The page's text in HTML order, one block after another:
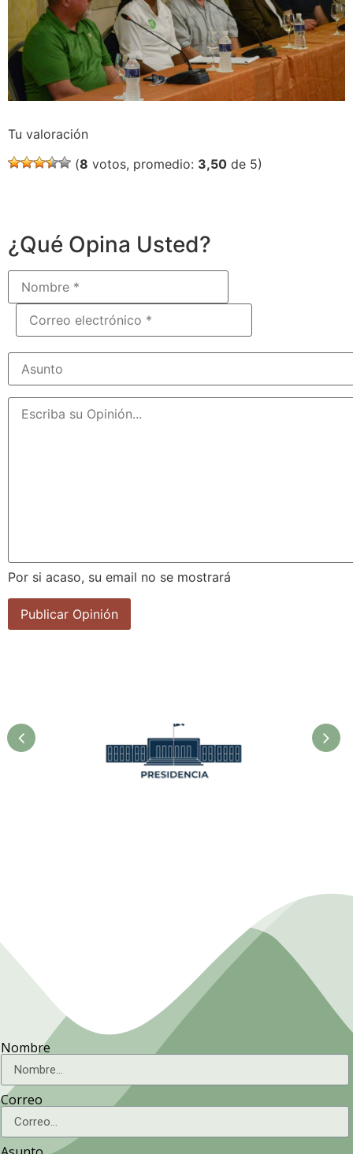
Tu valoración
(8 votos, promedio: 3,50 de 5)
¿Qué Opina Usted?
Por si acaso, su email no se mostrará
Nombre
Correo